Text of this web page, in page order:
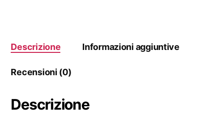
Descrizione Informazioni aggiuntive
Recensioni (0)
Descrizione